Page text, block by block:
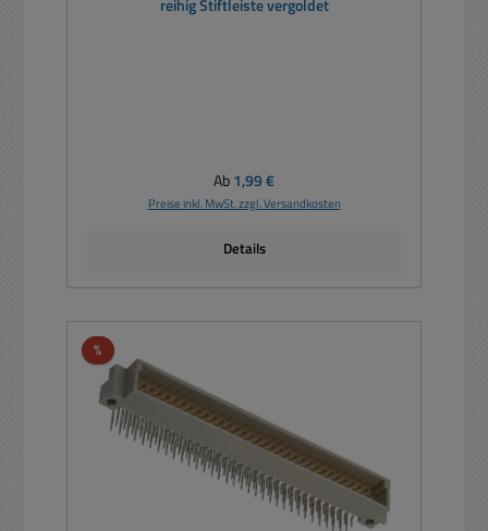
reihig Stiftleiste vergoldet
Regulärer Preis:
Ab1,99 €
Preise inkl. MwSt. zzgl. Versandkosten
Details
%Rabatt